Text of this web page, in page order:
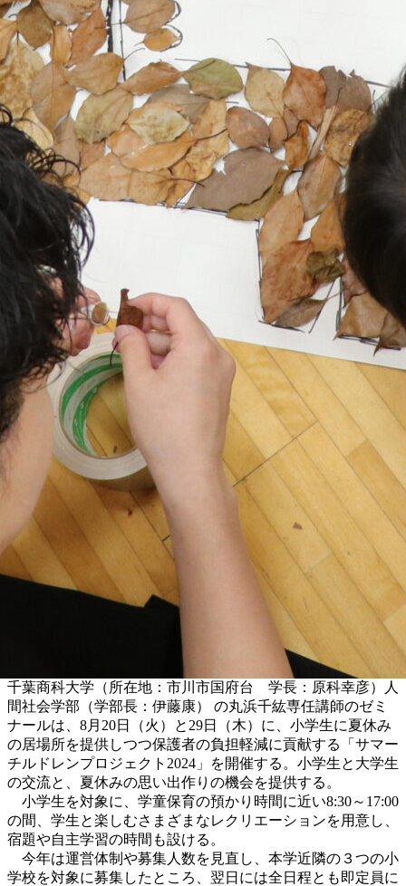
千葉商科大学（所在地：市川市国府台 学長：原科幸彦）人
間社会学部（学部長：伊藤康） の丸浜千紘専任講師のゼミ
ナールは、8月20日（火）と29日（木）に、小学生に夏休み
の居場所を提供しつつ保護者の負担軽減に貢献する「サマー
チルドレンプロジェクト2024」を開催する。小学生と大学生
の交流と、夏休みの思い出作りの機会を提供する。
小学生を対象に、学童保育の預かり時間に近い8:30～17:00
の間、学生と楽しむさまざまなレクリエーションを用意し、
宿題や自主学習の時間も設ける。
今年は運営体制や募集人数を見直し、本学近隣の３つの小
学校を対象に募集したところ、翌日には全日程とも即定員に